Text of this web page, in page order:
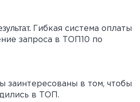
Гибкая система оплаты
запроса в ТОП10 по
заинтересованы в том, чтобы
в ТОП.